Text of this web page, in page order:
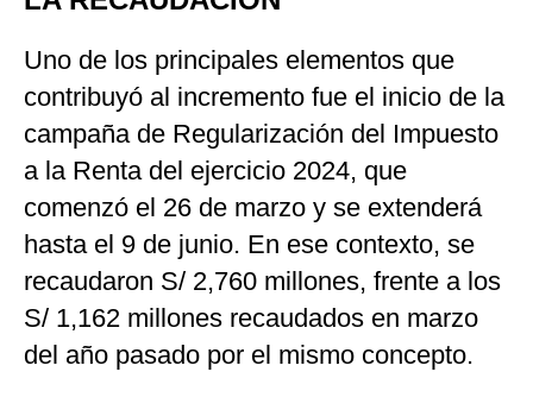
Uno de los principales elementos que
contribuyó al incremento fue el inicio de la
campaña de Regularización del Impuesto
a la Renta del ejercicio 2024, que
comenzó el 26 de marzo y se extenderá
hasta el 9 de junio. En ese contexto, se
recaudaron S/ 2,760 millones, frente a los
S/ 1,162 millones recaudados en marzo
del año pasado por el mismo concepto.